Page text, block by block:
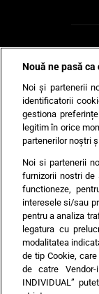
Nouă ne pasă
Noi și partenerii
identificatorii
gestiona
legitim în orice
partenerilor noștri
Noi si partenerii
furnizorii nostri de
functioneze,
interesele si/sau
pentru a analiza
legatura cu
modalitatea
de tip Cookie,
de catre
INDIVIDUAL”